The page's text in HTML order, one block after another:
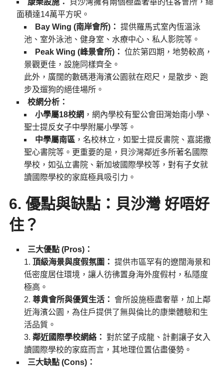
面積達14萬平方呎。
Bay Wing (南岸會所)： 提供羅馬式室內恆溫泳
池、室外泳池、健身室、水療中心、私人影院等。
Peak Wing (峰景會所)： 位於第四期，地勢較高，
景觀更佳，設施同樣齊全。
此外，廣闊的數碼港海濱公園就在咫尺，是散步、跑
步及遛狗的絕佳場所。
校網分析：
小學屬18校網 ，網內學校有聖公會田灣始南小學、
聖士提反女子中學附屬小學等。
中學屬南區 ，名校林立，如聖士提反書院、嘉諾撒
聖心書院等。更重要的是，貝沙灣鄰近多所著名國際
學校，如弘立書院、新加坡國際學校等，對有子女就
讀國際學校的家庭極具吸引力。
6. 優點與缺點：貝沙灣 好唔好
住？
三大優點 (Pros)：
頂級海景與度假氛圍： 提供市區罕有的遼闊海景和
低密度居住環境，讓人彷彿置身海外度假村，私隱度
極高。
尊貴會所與優質生活： 會所設施極盡奢華，加上鄰
近海濱公園，為住戶提供了無與倫比的康樂體驗和生
活品質。
鄰近國際學校網絡： 對於望子成龍、計劃讓子女入
讀國際學校的家庭而言，其地理位置佔盡優勢。
三大缺點 (Cons)：